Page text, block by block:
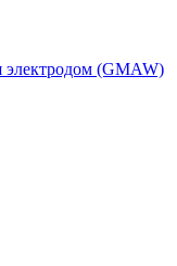
электродом (GMAW)